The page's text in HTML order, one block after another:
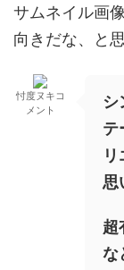
サムネイル画
向きだな、と
忖度ヌキコ
メント
シ
テ
思
超
な